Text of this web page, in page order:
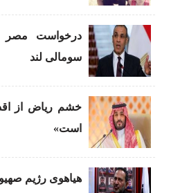
درخواست مصر از
سومالی لند
خشم ریاض از
است»
هیاهوی رژیم